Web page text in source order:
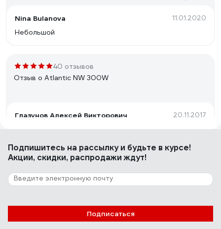
Nina Bulanova 11.01.2020
Небольшой
40 отзывов
Отзыв о Atlantic NW 300W
Глазунов Алексей Викторович 20.11.2017
Очень хорошая идея, качество изготовления
полотенцесушитель, поддержание
&quot;минимальной температуры не
ежедневного запуска. Поддержание установленной
температуры воздуха (от +7 до +29)
26 отзывов
450x750
Подпишитесь на рассылкуи будьте в курсе!
Акции, скидки, распродажи ждут!
Подписаться